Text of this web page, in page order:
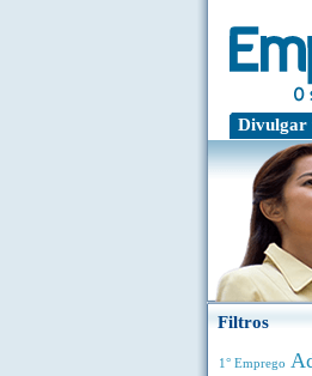
Divulgar
Filtros
1° Emprego